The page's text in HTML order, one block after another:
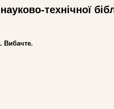
технічної
Вибачте.